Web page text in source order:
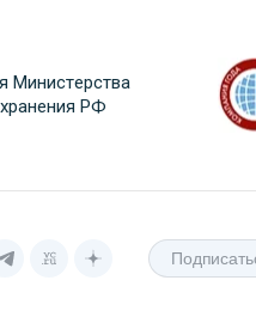
Министерства
РФ